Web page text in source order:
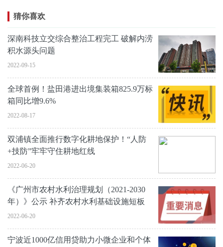
猜你喜欢
深南科技立交综合整治工程完工 破解内涝
积水源头问题
2022-09-15
全球首例！盐田港进出境集装箱825.9万标
箱同比增9.6%
2022-08-17
双浦镇全面推行数字化耕地保护！“人防
+技防”牢牢守住耕地红线
2022-06-20
《广州市农村水利治理规划（2021-2030
年）》公示 补齐农村水利基础设施短板
2022-06-20
宁波近1000亿信用贷助力小微企业和个体